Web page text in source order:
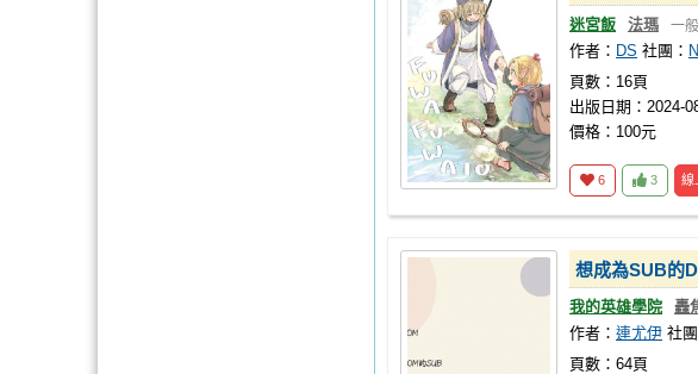
迷宮飯 法瑪 一
作者： DS 社團：
頁數：16頁
出版日期：2024-
價格：100元
6 3 線
想成為SUB的
我的英雄學院 轟
作者： 連尤伊 社團
頁數：64頁